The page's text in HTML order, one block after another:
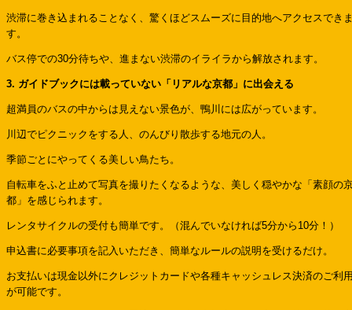
渋滞に巻き込まれることなく、驚くほどスムーズに目的地へアクセスでき
す。
バス停での30分待ちや、進まない渋滞のイライラから解放されます。
3. ガイドブックには載っていない「リアルな京都」に出会える
超満員のバスの中からは見えない景色が、鴨川には広がっています。
川辺でピクニックをする人、のんびり散歩する地元の人。
季節ごとにやってくる美しい鳥たち。
自転車をふと止めて写真を撮りたくなるような、美しく穏やかな「素顔の
都」を感じられます。
レンタサイクルの受付も簡単です。（混んでいなければ5分から10分！）
申込書に必要事項を記入いただき、簡単なルールの説明を受けるだけ。
お支払いは現金以外にクレジットカードや各種キャッシュレス決済のご利
が可能です。